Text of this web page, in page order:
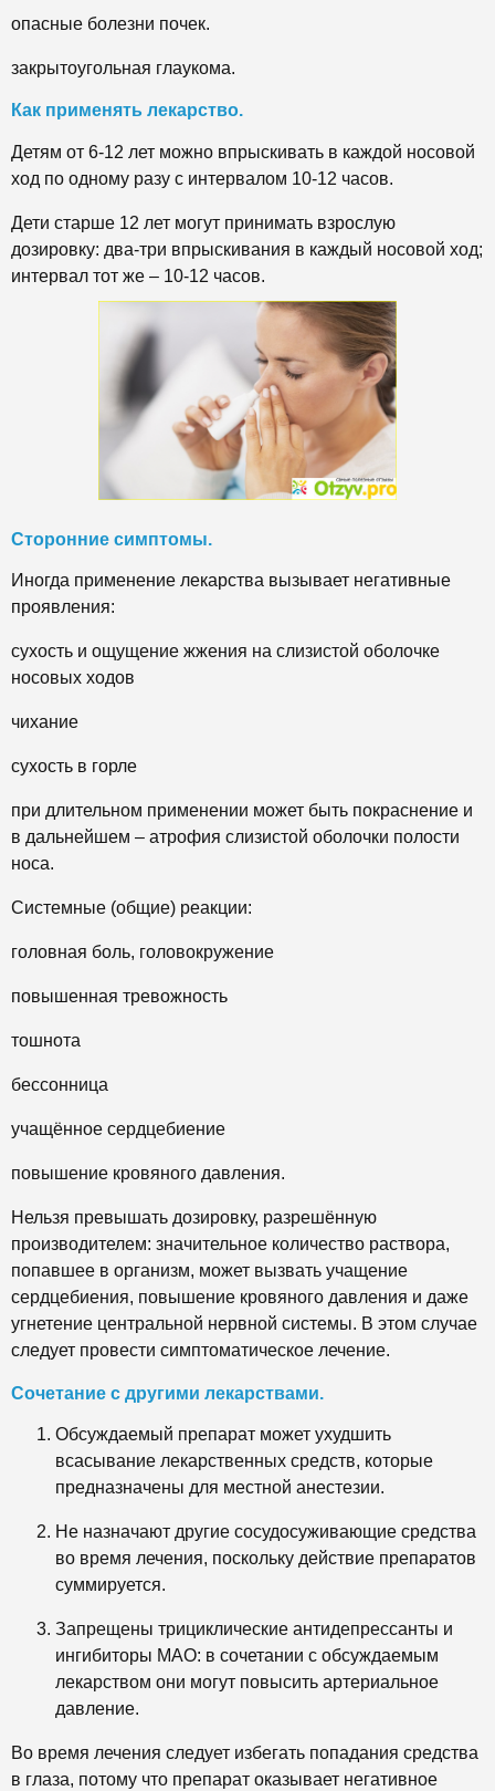
опасные болезни почек.
закрытоугольная глаукома.
Как применять лекарство.
Детям от 6-12 лет можно впрыскивать в каждой носовой
ход по одному разу с интервалом 10-12 часов.
Дети старше 12 лет могут принимать взрослую
дозировку: два-три впрыскивания в каждый носовой ход;
интервал тот же – 10-12 часов.
Сторонние симптомы.
Иногда применение лекарства вызывает негативные
проявления:
сухость и ощущение жжения на слизистой оболочке
носовых ходов
чихание
сухость в горле
при длительном применении может быть покраснение и
в дальнейшем – атрофия слизистой оболочки полости
носа.
Системные (общие) реакции:
головная боль, головокружение
повышенная тревожность
тошнота
бессонница
учащённое сердцебиение
повышение кровяного давления.
Нельзя превышать дозировку, разрешённую
производителем: значительное количество раствора,
попавшее в организм, может вызвать учащение
сердцебиения, повышение кровяного давления и даже
угнетение центральной нервной системы. В этом случае
следует провести симптоматическое лечение.
Сочетание с другими лекарствами.
Обсуждаемый препарат может ухудшить
всасывание лекарственных средств, которые
предназначены для местной анестезии.
Не назначают другие сосудосуживающие средства
во время лечения, поскольку действие препаратов
суммируется.
Запрещены трициклические антидепрессанты и
ингибиторы МАО: в сочетании с обсуждаемым
лекарством они могут повысить артериальное
давление.
Во время лечения следует избегать попадания средства
в глаза, потому что препарат оказывает негативное